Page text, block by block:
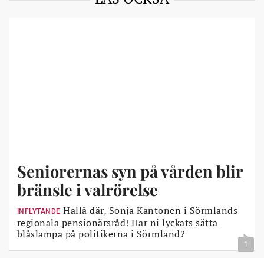
Seniorernas syn på vården blir
bränsle i valrörelse
INFLYTANDE Hallå där, Sonja Kantonen i Sörmlands
regionala pensionärsråd! Har ni lyckats sätta
blåslampa på politikerna i Sörmland?
1